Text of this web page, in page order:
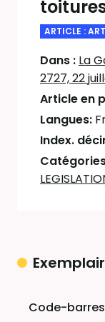
ARTICLE :
Dans : La
2727, 22
Article en
Langues:
Index.